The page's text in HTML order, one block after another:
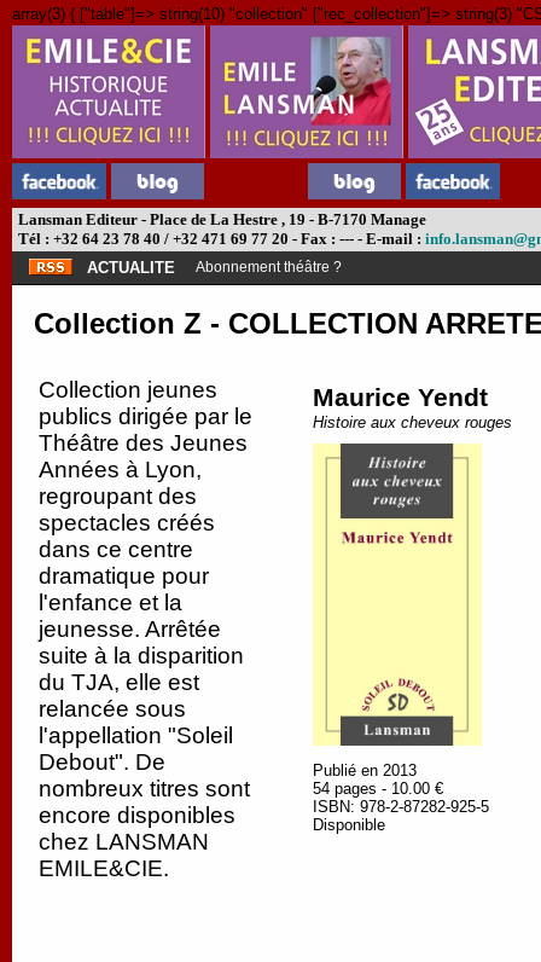
array(3) { ["table"]=> string(10) "collection" ["rec_collection"]=> string(3)
Lansman Editeur - Place de La Hestre , 19 - B-7170 Manage
Tél : +32 64 23 78 40 / +32 471 69 77 20 - Fax : --- - E-mail :
ACTUALITE
Abonnement théâtre ?
Collection Z - COLLECTION
Collection jeunes
publics dirigée par le
Théâtre des Jeunes
Années à Lyon,
regroupant des
spectacles créés
dans ce centre
dramatique pour
l'enfance et la
jeunesse. Arrêtée
suite à la disparition
du TJA, elle est
relancée sous
l'appellation "Soleil
Debout". De
nombreux titres sont
encore disponibles
chez LANSMAN
EMILE&CIE.
Maurice Yendt
Histoire aux cheveux rouges
Publié en 2013
54 pages - 10.00 €
ISBN: 978-2-87282-925-5
Disponible